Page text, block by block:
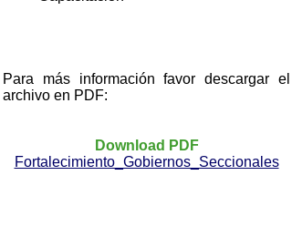
Para más información favor descargar el
archivo en PDF:
Download PDF
Fortalecimiento_Gobiernos_Seccionales